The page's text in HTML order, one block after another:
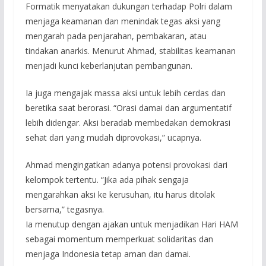
Formatik menyatakan dukungan terhadap Polri dalam
menjaga keamanan dan menindak tegas aksi yang
mengarah pada penjarahan, pembakaran, atau
tindakan anarkis. Menurut Ahmad, stabilitas keamanan
menjadi kunci keberlanjutan pembangunan.
Ia juga mengajak massa aksi untuk lebih cerdas dan
beretika saat berorasi. “Orasi damai dan argumentatif
lebih didengar. Aksi beradab membedakan demokrasi
sehat dari yang mudah diprovokasi,” ucapnya.
Ahmad mengingatkan adanya potensi provokasi dari
kelompok tertentu. “Jika ada pihak sengaja
mengarahkan aksi ke kerusuhan, itu harus ditolak
bersama,” tegasnya.
Ia menutup dengan ajakan untuk menjadikan Hari HAM
sebagai momentum memperkuat solidaritas dan
menjaga Indonesia tetap aman dan damai.